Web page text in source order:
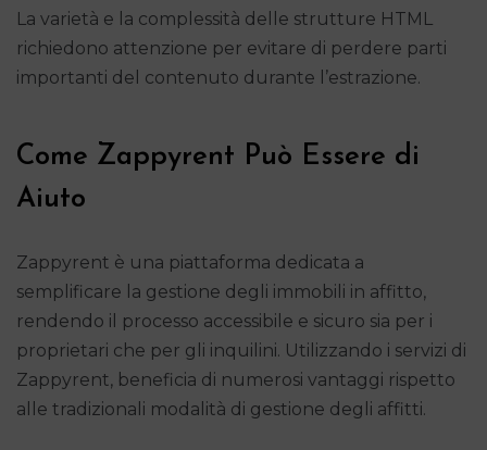
La varietà e la complessità delle strutture HTML
richiedono attenzione per evitare di perdere parti
importanti del contenuto durante l’estrazione.
Come Zappyrent Può Essere di
Aiuto
Zappyrent è una piattaforma dedicata a
semplificare la gestione degli immobili in affitto,
rendendo il processo accessibile e sicuro sia per i
proprietari che per gli inquilini. Utilizzando i servizi di
Zappyrent, beneficia di numerosi vantaggi rispetto
alle tradizionali modalità di gestione degli affitti.